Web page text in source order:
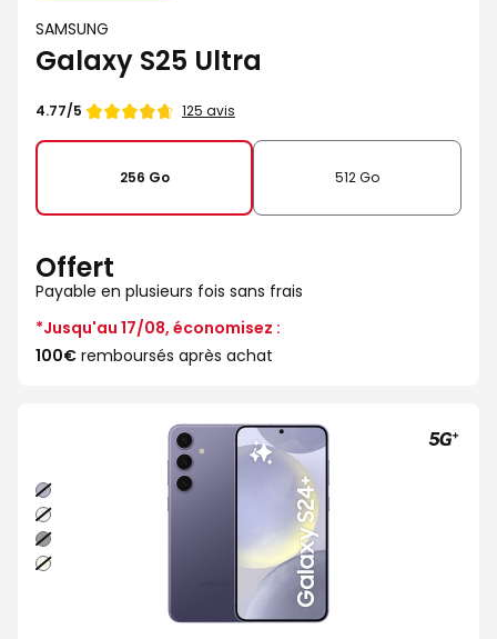
SAMSUNG
Galaxy S25 Ultra
Note
4.77/5 125 avis
256 Go 512 Go
Offert
Payable en plusieurs fois sans frais
*Jusqu'au 17/08, économisez :
100€ remboursés après achat
Indigo
Argent
Noir
Creme